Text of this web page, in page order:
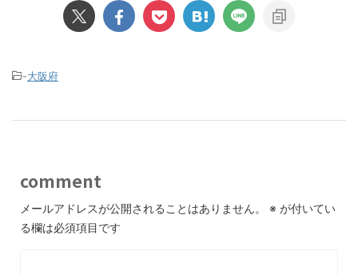
-大阪府
comment
メールアドレスが公開されることはありません。 ※ が付いてい
る欄は必須項目です